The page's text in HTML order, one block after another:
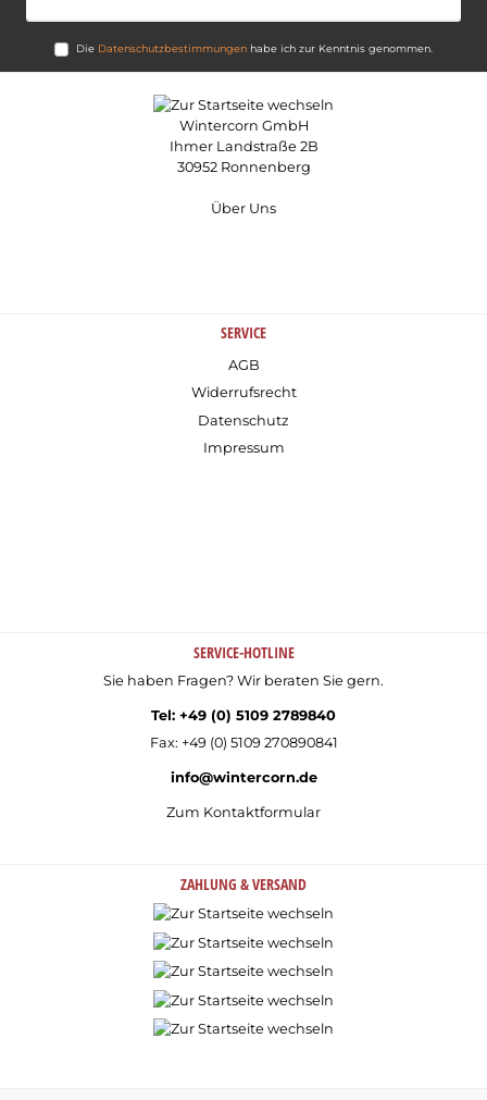
Die Datenschutzbestimmungenhabe ich zur Kenntnis genommen.
Wintercorn GmbH
Ihmer Landstraße 2B
30952 Ronnenberg
Über Uns
SERVICE
AGB
Widerrufsrecht
Datenschutz
Impressum
SERVICE-HOTLINE
Sie haben Fragen? Wir beraten Sie gern.
Tel: +49 (0) 5109 2789840
Fax: +49 (0) 5109 270890841
info@wintercorn.de
Zum Kontaktformular
ZAHLUNG & VERSAND